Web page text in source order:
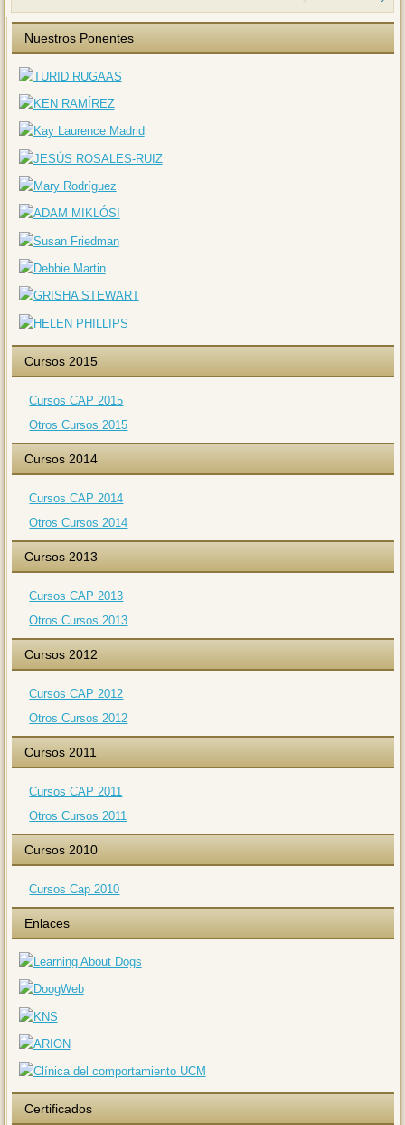
Nuestros Ponentes
Cursos 2015
Cursos CAP 2015
Otros Cursos 2015
Cursos 2014
Cursos CAP 2014
Otros Cursos 2014
Cursos 2013
Cursos CAP 2013
Otros Cursos 2013
Cursos 2012
Cursos CAP 2012
Otros Cursos 2012
Cursos 2011
Cursos CAP 2011
Otros Cursos 2011
Cursos 2010
Cursos Cap 2010
Enlaces
Certificados